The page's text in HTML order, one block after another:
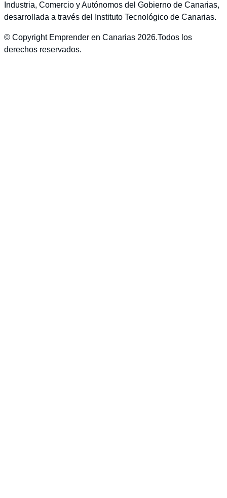
Industria, Comercio y Autónomos del Gobierno de Canarias,
desarrollada a través del Instituto Tecnológico de Canarias.
© Copyright Emprender en Canarias 2026.Todos los
derechos reservados.